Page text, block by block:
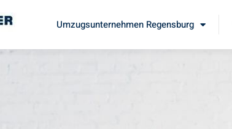
Umzugsunternehmen Regensburg